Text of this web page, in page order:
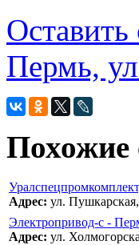
Пермь,
Похожие
Адрес: ул.
Электропривод-с -
Адрес: ул.